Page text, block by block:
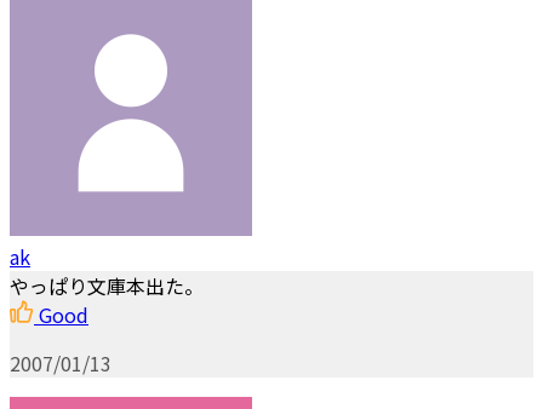
ak
やっぱり文庫本出た。
Good
2007/01/13